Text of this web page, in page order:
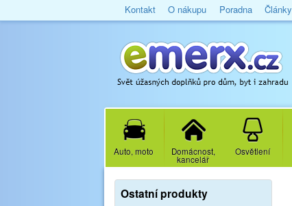
Kontakt O nákupu Poradna Články
Auto, moto Domácnost,
kancelář
Osvětlení
Ostatní produkty